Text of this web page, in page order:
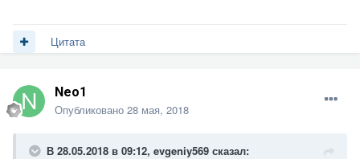
Цитата
Neo1
Опубликовано 28 мая, 2018
В 28.05.2018 в 09:12, evgeniy569 сказал: